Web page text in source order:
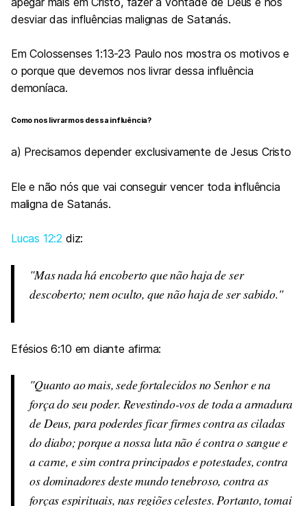
desviar das influências malignas de Satanás.
Em Colossenses 1:13-23 Paulo nos mostra os motivos e
o porque que devemos nos livrar dessa influência
demoníaca.
Como nos livrarmos dessa influência?
a) Precisamos depender exclusivamente de Jesus Cristo
Ele e não nós que vai conseguir vencer toda influência
maligna de Satanás.
Lucas 12:2 diz:
Mas nada há encoberto que não haja de ser
descoberto; nem oculto, que não haja de ser sabido.
Efésios 6:10 em diante afirma:
Quanto ao mais, sede fortalecidos no Senhor e na
força do seu poder. Revestindo-vos de toda a armadura
de Deus, para poderdes ficar firmes contra as ciladas
do diabo; porque a nossa luta não é contra o sangue e
a carne, e sim contra principados e potestades, contra
os dominadores deste mundo tenebroso, contra as
forças espirituais, nas regiões celestes. Portanto, tomai